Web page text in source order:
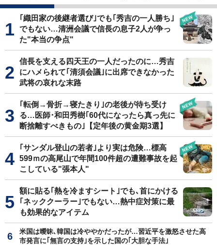
｢織田家の後継者選び｣でも｢秀吉の一人勝ち｣
でもない…清洲会議で信長の息子2人が争っ
た"本当の争点"
信長を支える四天王の一人だったのに…秀吉
にハメられて｢清須会議｣に出席できなかった
武将の哀れな末路
｢転倒→骨折→寝たきり｣の老後が待ち受け
る…医師･和田秀樹｢60代になったら真っ先に
断捨離すべきもの｣【定年後の黄金期3選】
｢サンダル登山の若者｣より実は危険…標高
599ｍの高尾山で年間100件超の遭難事故を起
こしている"張本人"
額に貼る｢熱を冷ますシート｣でも､首にかける
｢ネッククーラー｣でもない…熱中症対策に最
も効果的なアイテム
米国は曖昧､韓国は冷ややかだったが…習近平を激怒させた高
市発言に｢無言の支持｣を示した国の｢大胆な手法｣